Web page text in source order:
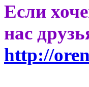
Если
нас
http://